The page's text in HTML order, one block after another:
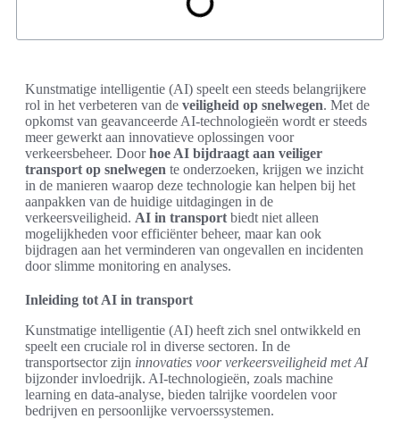
Kunstmatige intelligentie (AI) speelt een steeds belangrijkere
rol in het verbeteren van de veiligheid op snelwegen. Met de
opkomst van geavanceerde AI-technologieën wordt er steeds
meer gewerkt aan innovatieve oplossingen voor
verkeersbeheer. Doorhoe AI bijdraagt aan veiliger
transport op snelwegen te onderzoeken, krijgen we inzicht
in de manieren waarop deze technologie kan helpen bij het
aanpakken van de huidige uitdagingen in de
verkeersveiligheid. AI in transport biedt niet alleen
mogelijkheden voor efficiënter beheer, maar kan ook
bijdragen aan het verminderen van ongevallen en incidenten
door slimme monitoring en analyses.
Inleiding tot AI in transport
Kunstmatige intelligentie (AI) heeft zich snel ontwikkeld en
speelt een cruciale rol in diverse sectoren. In de
transportsector zijn innovaties voor verkeersveiligheid met AI
bijzonder invloedrijk. AI-technologieën, zoals machine
learning en data-analyse, bieden talrijke voordelen voor
bedrijven en persoonlijke vervoerssystemen.